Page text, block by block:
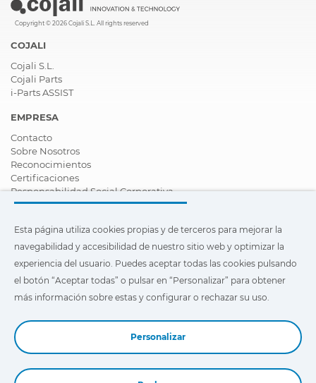
Copyright © 2026 Cojali S.L. All rights reserved
COJALI
Cojali S.L.
Cojali Parts
i-Parts ASSIST
EMPRESA
Contacto
Sobre Nosotros
Reconocimientos
Certificaciones
Responsabilidad Social Corporativa
Ser distribuidor
Vídeos
FAQ - Preguntas Frecuentes
Esta página utiliza cookies propias y de terceros para mejorar la
navegabilidad y accesibilidad de nuestro sitio web y optimizar
la experiencia del usuario. Puedes pulsar en"Configuración"
rechazar su uso.
Esta página utiliza cookies propias y de terceros para mejorar la
navegabilidad y accesibilidad de nuestro sitio web y optimizar la
experiencia del usuario. Puedes aceptar todas las cookies pulsando
el botón “Aceptar todas” o pulsar en “Personalizar” para obtener
más información sobre estas y configurar o rechazar su uso.
Personalizar